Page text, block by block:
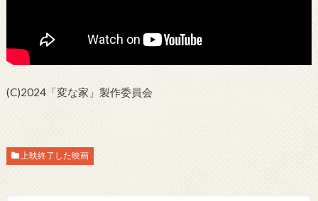
(C)2024「変な家」製作委員会
上映終了した映画